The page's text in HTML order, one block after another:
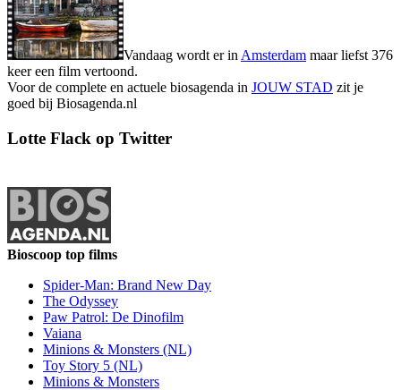
Vandaag wordt er in Amsterdam maar liefst 376
keer een film vertoond.
Voor de complete en actuele biosagenda in JOUW STAD zit je
goed bij Biosagenda.nl
Lotte Flack op Twitter
Bioscoop top films
Spider-Man: Brand New Day
The Odyssey
Paw Patrol: De Dinofilm
Vaiana
Minions & Monsters (NL)
Toy Story 5 (NL)
Minions & Monsters